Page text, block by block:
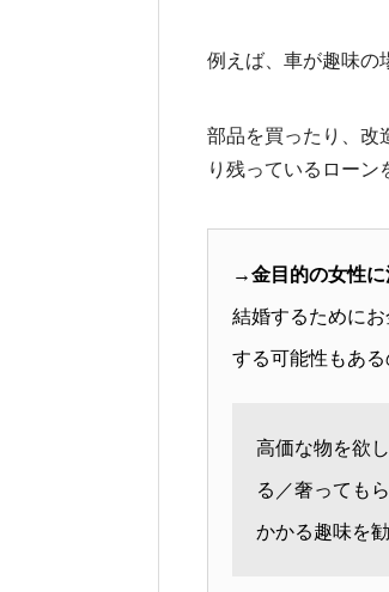
例えば、車が趣味の
部品を買ったり、改
り残っているローン
→金目的の女性に
結婚するために
する可能性もあ
高価な物を欲
る／奢っても
かかる趣味を